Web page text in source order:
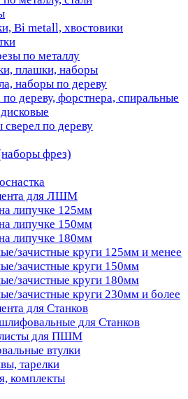
Bi metall, хвостовики
по металлу
плашки, наборы
наборы по дереву
по дереву, форстнера, спиральные
сверел по дереву
фрез)
для ЛШМ
липучке 125мм
липучке 150мм
липучке 180мм
зачистные круги 125мм и менее
зачистные круги 150мм
зачистные круги 180мм
зачистные круги 230мм и более
для Станков
для Станков
для ПШМ
втулки
тарелки
комплекты